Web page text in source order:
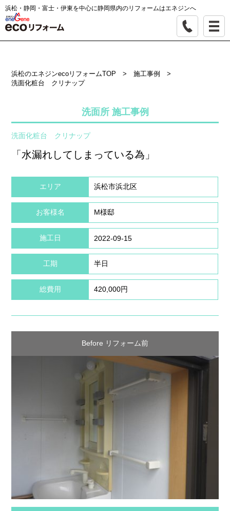
浜松・静岡・富士・伊東を中心に静岡県内のリフォームはエネジンへ
浜松のエネジンecoリフォームTOP >施工事例
>
洗面化粧台 クリナップ
洗面所 施工事例
洗面化粧台 クリナップ
「水漏れしてしまっている為」
エリア 浜松市浜北区
お客様名 M様邸
施工日 2022-09-15
工期 半日
総費用 420,000円
Before リフォーム前